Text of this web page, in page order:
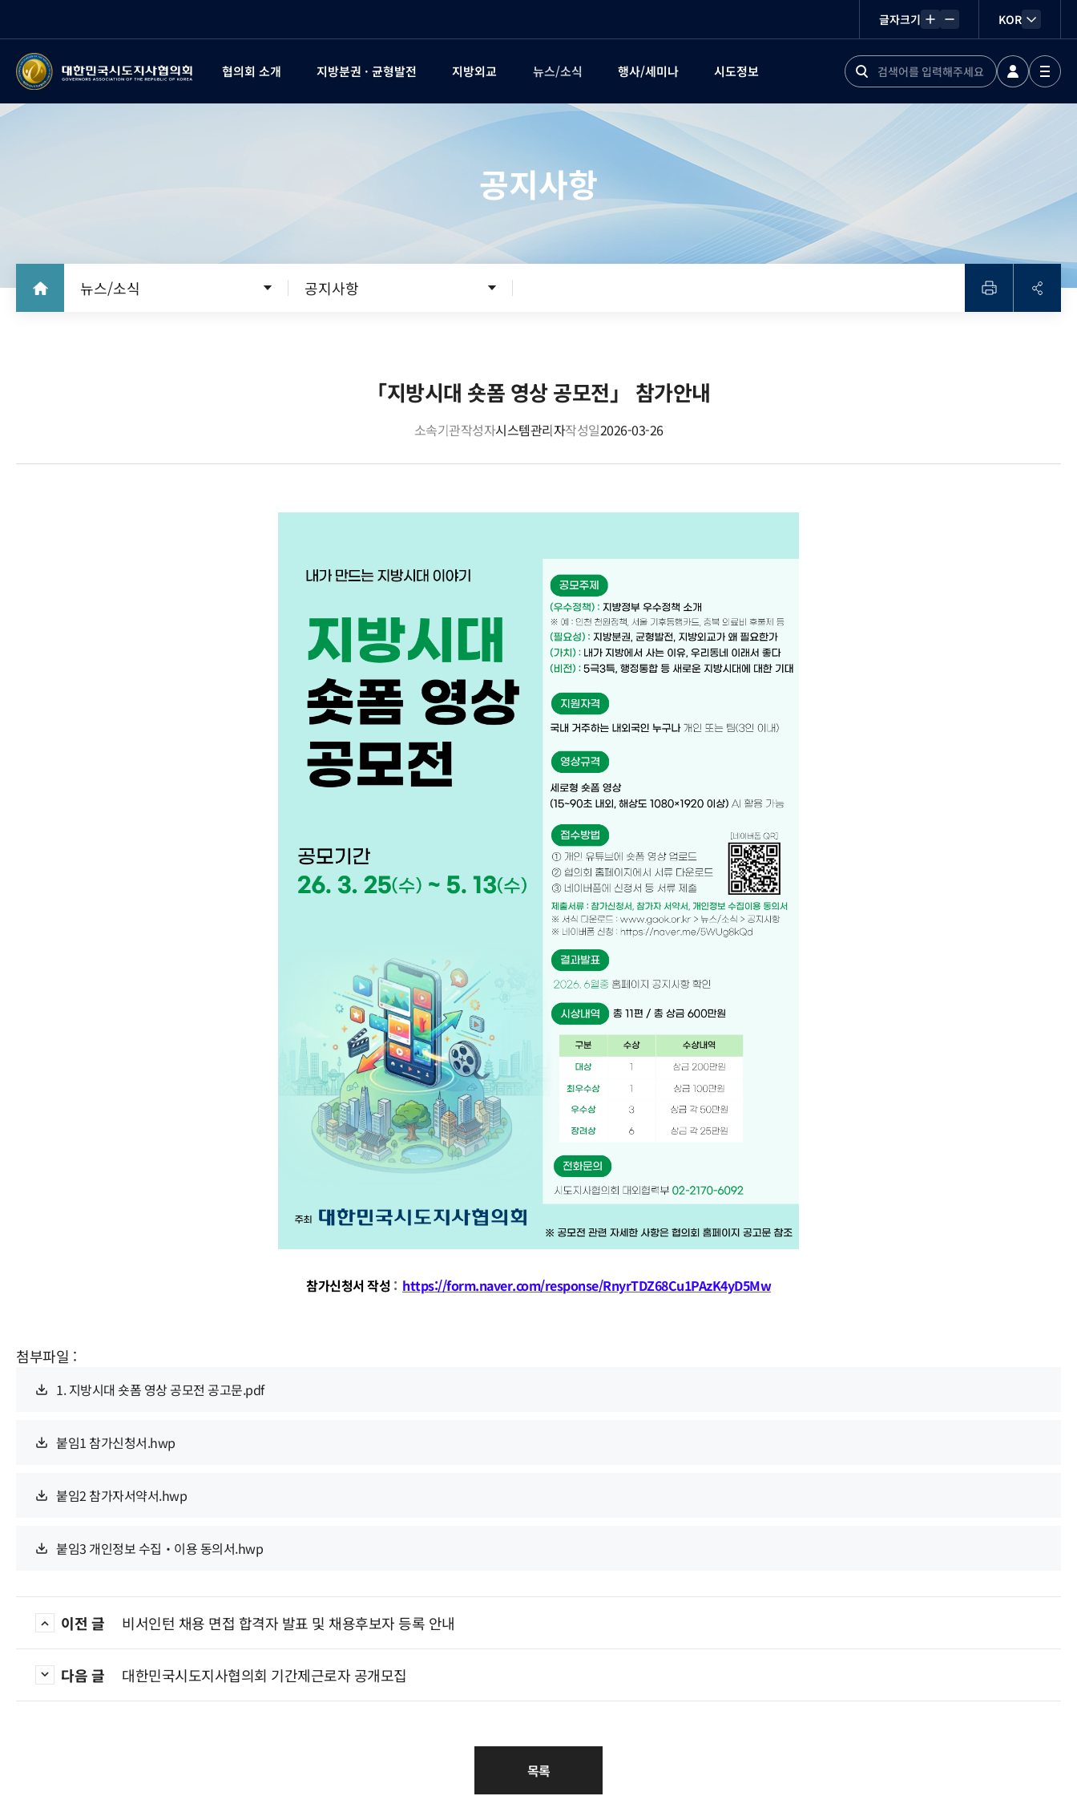
글자크기 KOR
협의회 소개 지방분권 · 균형발전 지방외교 뉴스/소식 행사/세미나 시도정보
국제업무24
국제교류현황
공지사항
입찰공고
협의회 브리프
해외동향
보도자료
월간 지방시대
지방정부 정책 & 이슈
협의회 소식
정책 자료실
협의회 캘린더
시도지사정책콘퍼런스
공지사항
뉴스/소식 공지사항
「지방시대 숏폼 영상 공모전」 참가안내
소속기관작성자시스템관리자작성일2026-03-26
참가신청서 작성 : https://form.naver.com/response/RnyrTDZ68Cu1PAzK4yD5Mw
첨부파일 :
1. 지방시대 숏폼 영상 공모전 공고문.pdf
붙임1 참가신청서.hwp
붙임2 참가자서약서.hwp
붙임3 개인정보 수집‧이용 동의서.hwp
이전 글 비서인턴 채용 면접 합격자 발표 및 채용후보자 등록 안내
다음 글 대한민국시도지사협의회 기간제근로자 공개모집
목록